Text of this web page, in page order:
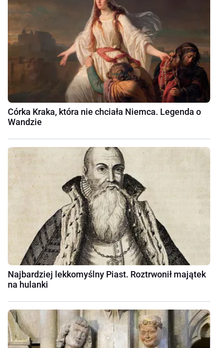
Córka Kraka, która nie chciała Niemca. Legenda o
Wandzie
Najbardziej lekkomyślny Piast. Roztrwonił majątek
na hulanki